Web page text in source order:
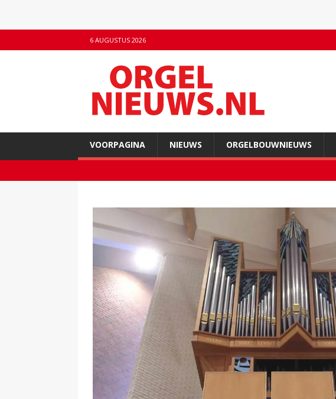
6 AUGUSTUS 2026
VOORPAGINA NIEUWS ORGELBOUWNIEUWS